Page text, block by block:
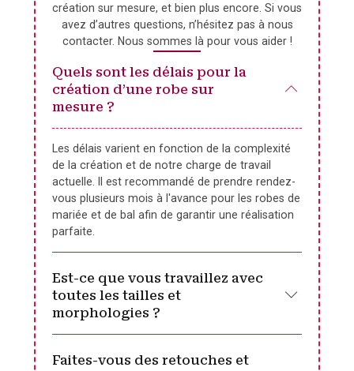
création sur mesure, et bien plus encore. Si vous
avez d’autres questions, n’hésitez pas à nous
contacter. Nous sommes là pour vous aider !
Quels sont les délais pour la
création d’une robe sur
mesure ?
Les délais varient en fonction de la complexité
de la création et de notre charge de travail
actuelle. Il est recommandé de prendre rendez-
vous plusieurs mois à l'avance pour les robes de
mariée et de bal afin de garantir une réalisation
parfaite.
Est-ce que vous travaillez avec
toutes les tailles et
morphologies ?
Faites-vous des retouches et